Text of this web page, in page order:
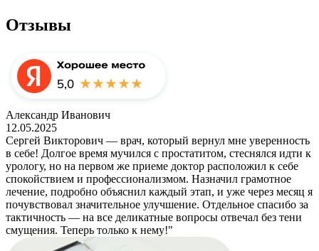
Отзывы
Александр Иванович
12.05.2025
Сергей Викторович — врач, который вернул мне уверенность
в себе! Долгое время мучился с простатитом, стеснялся идти к
урологу, но на первом же приеме доктор расположил к себе
спокойствием и профессионализмом. Назначил грамотное
лечение, подробно объяснил каждый этап, и уже через месяц я
почувствовал значительное улучшение. Отдельное спасибо за
тактичность — на все деликатные вопросы отвечал без тени
смущения. Теперь только к нему!"